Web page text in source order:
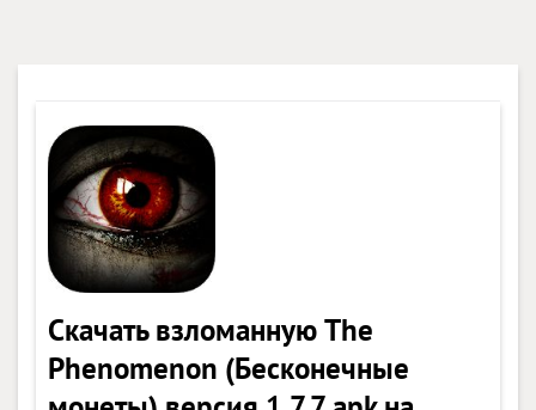
Скачать взломанную The
Phenomenon (Бесконечные